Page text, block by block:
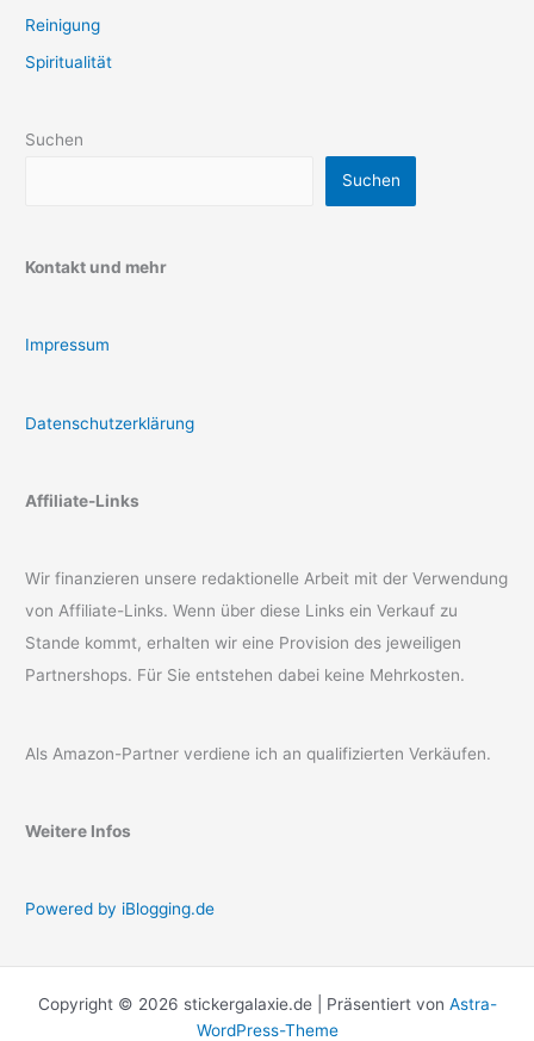
Reinigung
Spiritualität
Suchen
Suchen
Kontakt und mehr
Impressum
Datenschutzerklärung
Affiliate-Links
Wir finanzieren unsere redaktionelle Arbeit mit der Verwendung
von Affiliate-Links. Wenn über diese Links ein Verkauf zu
Stande kommt, erhalten wir eine Provision des jeweiligen
Partnershops. Für Sie entstehen dabei keine Mehrkosten.
Als Amazon-Partner verdiene ich an qualifizierten Verkäufen.
Weitere Infos
Powered by iBlogging.de
Copyright © 2026 stickergalaxie.de | Präsentiert von Astra-
WordPress-Theme